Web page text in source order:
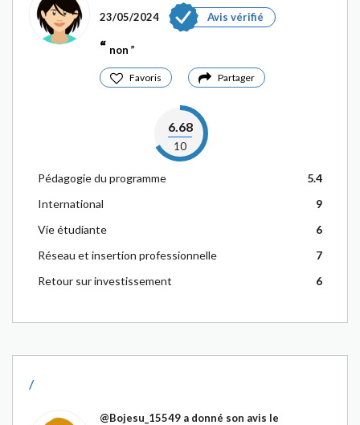
23/05/2024 Avis vérifié
non
Favoris Partager
6.68
10
Pédagogie du programme
5.4
International
9
Vie étudiante
6
Réseau et insertion professionnelle
7
Retour sur investissement
6
/
@Bojesu_15549 a donné son avis le